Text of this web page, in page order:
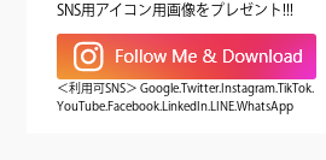
SNS用アイコン用画像をプレゼント!!!
＜利用可SNS＞ Google.Twitter.Instagram.TikTok.
YouTube.Facebook.LinkedIn.LINE.WhatsApp